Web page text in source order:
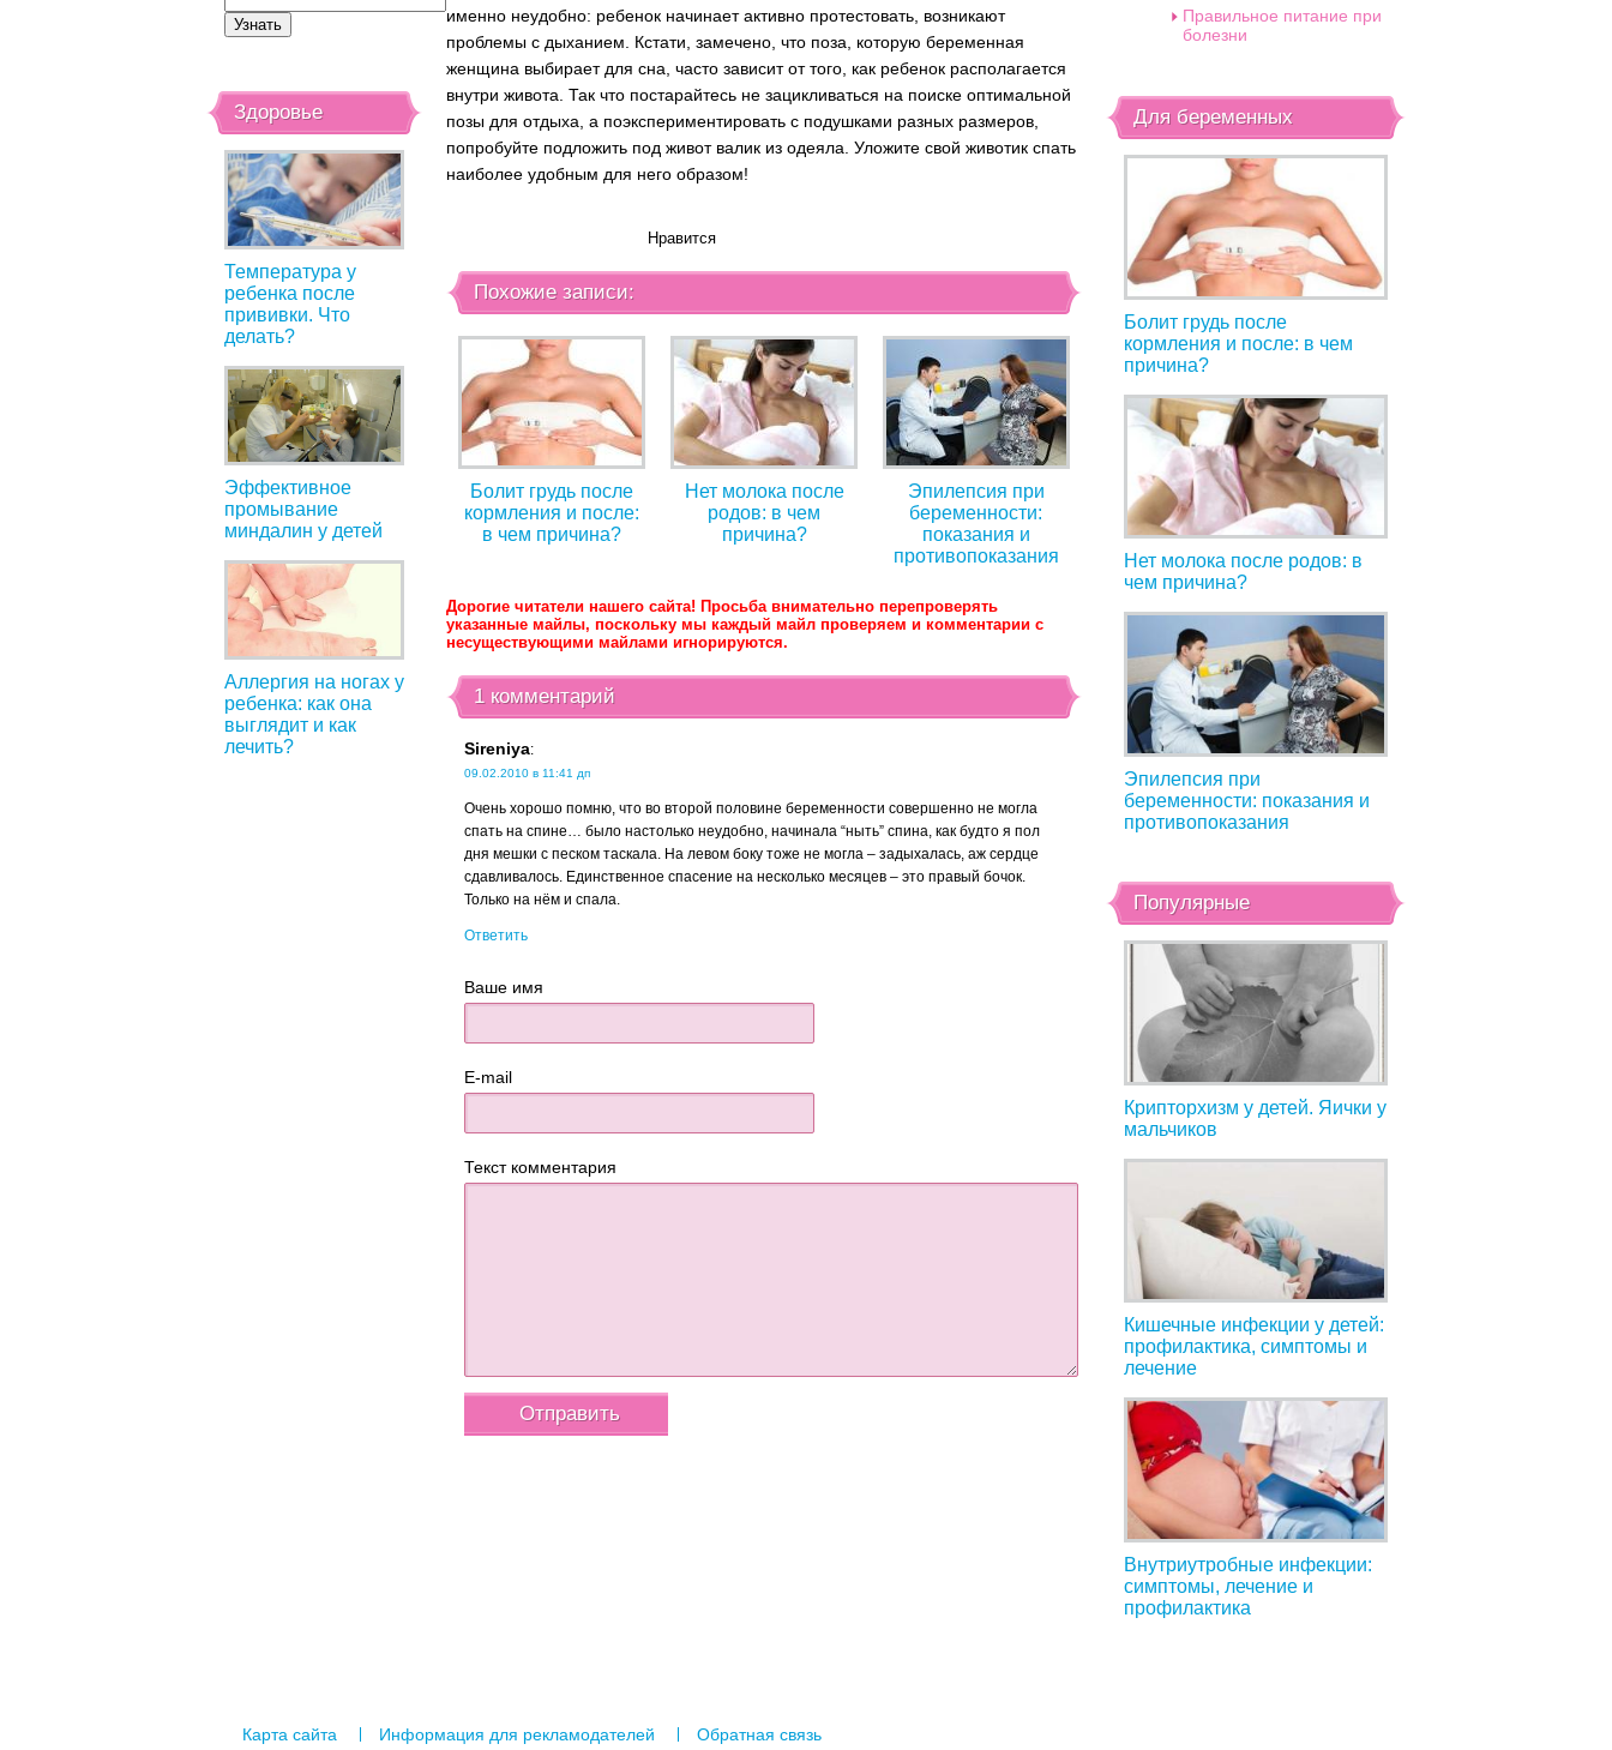
именно неудобно: ребенок начинает активно протестовать, возникают
проблемы с дыханием. Кстати, замечено, что поза, которую беременная
женщина выбирает для сна, часто зависит от того, как ребенок располагается
внутри живота. Так что постарайтесь не зацикливаться на поиске оптимальной
позы для отдыха, а поэкспериментировать с подушками разных размеров,
попробуйте подложить под живот валик из одеяла. Уложите свой животик спать
наиболее удобным для него образом!
Нравится
Похожие записи:
Болит грудь после
кормления и после:
в чем причина?
Нет молока после
родов: в чем
причина?
Эпилепсия при
беременности:
показания и
противопоказания
Дорогие читатели нашего сайта! Просьба внимательно перепроверять
указанные майлы, поскольку мы каждый майл проверяем и комментарии с
несуществующими майлами игнорируются.
1 комментарий
Sireniya:
09.02.2010 в 11:41 дп
Очень хорошо помню, что во второй половине беременности совершенно не могла
спать на спине… было настолько неудобно, начинала “ныть” спина, как будто я пол
дня мешки с песком таскала. На левом боку тоже не могла – задыхалась, аж сердце
сдавливалось. Единственное спасение на несколько месяцев – это правый бочок.
Только на нём и спала.
Ответить
Ваше имя
E-mail
Текст комментария
Здоровье
Температура у
ребенка после
прививки. Что
делать?
Эффективное
промывание
миндалин у детей
Аллергия на ногах у
ребенка: как она
выглядит и как
лечить?
Правильное питание при
болезни
Для беременных
Болит грудь после
кормления и после: в чем
причина?
Нет молока после родов: в
чем причина?
Эпилепсия при
беременности: показания и
противопоказания
Популярные
Крипторхизм у детей. Яички у
мальчиков
Кишечные инфекции у детей:
профилактика, симптомы и
лечение
Внутриутробные инфекции:
симптомы, лечение и
профилактика
Карта сайта Информация для рекламодателей Обратная связь